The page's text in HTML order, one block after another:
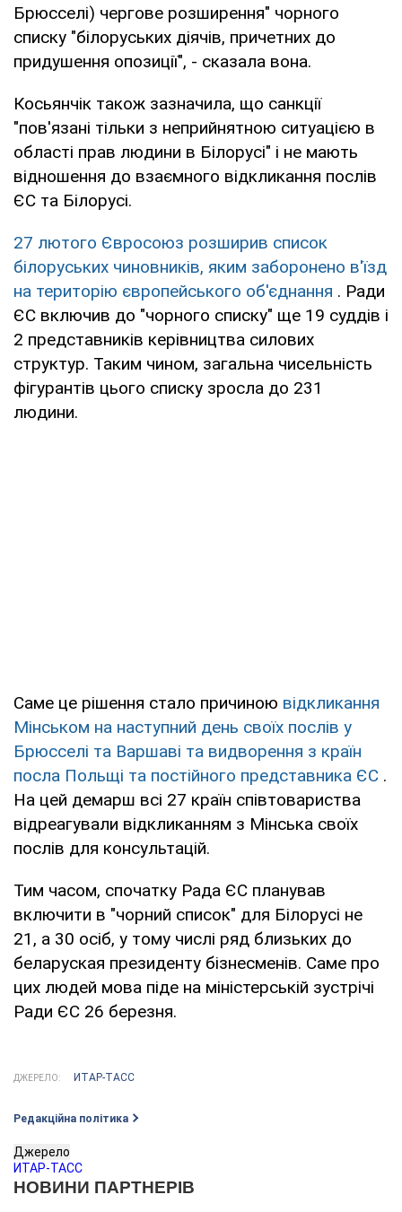
Брюсселі) чергове розширення" чорного
списку "білоруських діячів, причетних до
придушення опозиції", - сказала вона.
Косьянчік також зазначила, що санкції
"пов'язані тільки з неприйнятною ситуацією в
області прав людини в Білорусі" і не мають
відношення до взаємного відкликання послів
ЄС та Білорусі.
27 лютого Євросоюз розширив список
білоруських чиновників, яким заборонено в'їзд
на територію європейського об'єднання . Ради
ЄС включив до "чорного списку" ще 19 суддів і
2 представників керівництва силових
структур. Таким чином, загальна чисельність
фігурантів цього списку зросла до 231
людини.
Саме це рішення стало причиною відкликання
Мінськом на наступний день своїх послів у
Брюсселі та Варшаві та видворення з країн
посла Польщі та постійного представника ЄС .
На цей демарш всі 27 країн співтовариства
відреагували відкликанням з Мінська своїх
послів для консультацій.
Тим часом, спочатку Рада ЄС планував
включити в "чорний список" для Білорусі не
21, а 30 осіб, у тому числі ряд близьких до
беларуская президенту бізнесменів. Саме про
цих людей мова піде на міністерській зустрічі
Ради ЄС 26 березня.
ДЖЕРЕЛО: ИТАР-ТАСС
Редакційна політика
Джерело
ИТАР-ТАСС